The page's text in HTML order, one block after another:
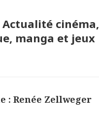
Actualité cinéma,
manga et jeux
:Renée Zellweger